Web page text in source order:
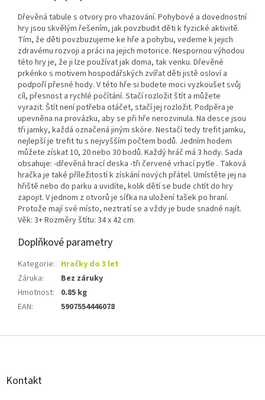
Dřevěná tabule s otvory pro vhazování. Pohybové a dovednostní
hry jsou skvělým řešením, jak povzbudit děti k fyzické aktivitě.
Tím, že děti povzbuzujeme ke hře a pohybu, vedeme k jejich
zdravému rozvoji a práci na jejich motorice. Nespornou výhodou
této hry je, že ji lze používat jak doma, tak venku. Dřevěné
prkénko s motivem hospodářských zvířat děti jistě osloví a
podpoří přesné hody. V této hře si budete moci vyzkoušet svůj
cíl, přesnost a rychlé počítání. Stačí rozložit štít a můžete
vyrazit. Štít není potřeba otáčet, stačí jej rozložit. Podpěra je
upevněna na provázku, aby se při hře nerozvinula. Na desce jsou
tři jamky, každá označená jiným skóre. Nestačí tedy trefit jamku,
nejlepší je trefit tu s nejvyšším počtem bodů. Jedním hodem
můžete získat 10, 20 nebo 30 bodů. Každý hráč má 3 hody. Sada
obsahuje: -dřevěná hrací deska -tři červené vrhací pytle . Taková
hračka je také příležitostí k získání nových přátel. Umístěte jej na
hřiště nebo do parku a uvidíte, kolik dětí se bude chtít do hry
zapojit. V jednom z otvorů je síťka na uložení tašek po hraní.
Protože mají své místo, neztratí se a vždy je bude snadné najít.
Věk: 3+ Rozměry štítu: 34 x 42 cm.
Doplňkové parametry
Kategorie: Hračky do 3 let
Záruka:
Bez záruky
Hmotnost:
0.85 kg
EAN: 5907554446078
Z
Kontakt